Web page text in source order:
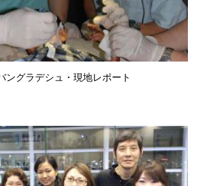
ングラデシュ・現地レポート